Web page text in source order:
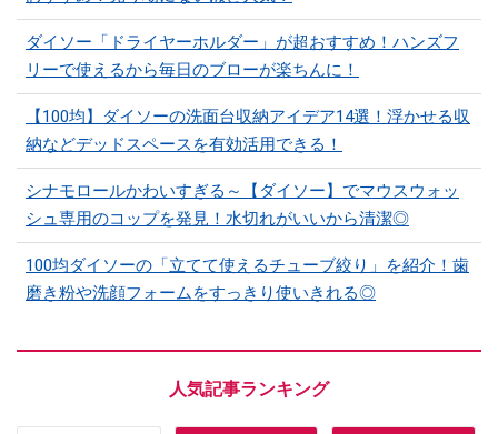
ダイソー「ドライヤーホルダー」が超おすすめ！ハンズフ
リーで使えるから毎日のブローが楽ちんに！
【100均】ダイソーの洗面台収納アイデア14選！浮かせる収
納などデッドスペースを有効活用できる！
シナモロールかわいすぎる～【ダイソー】でマウスウォッ
シュ専用のコップを発見！水切れがいいから清潔◎
100均ダイソーの「立てて使えるチューブ絞り」を紹介！歯
磨き粉や洗顔フォームをすっきり使いきれる◎